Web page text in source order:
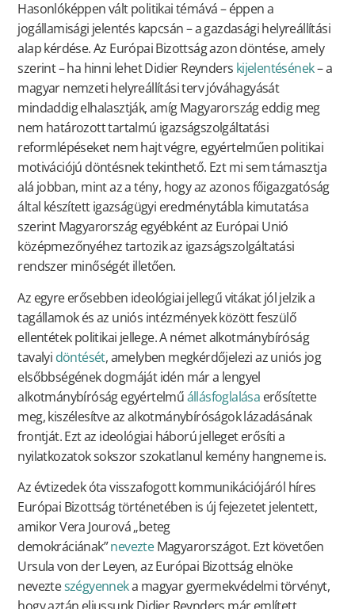
Hasonlóképpen vált politikai témává – éppen a
jogállamisági jelentés kapcsán – a gazdasági helyreállítási
alap kérdése. Az Európai Bizottság azon döntése, amely
szerint – ha hinni lehet Didier Reynders kijelentésének– a
magyar nemzeti helyreállítási terv jóváhagyását
mindaddig elhalasztják, amíg Magyarország eddig meg
nem határozott tartalmú igazságszolgáltatási
reformlépéseket nem hajt végre, egyértelműen politikai
motivációjú döntésnek tekinthető. Ezt mi sem támasztja
alá jobban, mint az a tény, hogy az azonos főigazgatóság
által készített igazságügyi eredménytábla kimutatása
szerint Magyarország egyébként az Európai Unió
középmezőnyéhez tartozik az igazságszolgáltatási
rendszer minőségét illetően.
Az egyre erősebben ideológiai jellegű vitákat jól jelzik a
tagállamok és az uniós intézmények között feszülő
ellentétek politikai jellege. A német alkotmánybíróság
tavalyi döntését, amelyben megkérdőjelezi az uniós jog
elsőbbségének dogmáját idén már a lengyel
alkotmánybíróság egyértelműállásfoglalása erősítette
meg, kiszélesítve az alkotmánybíróságok lázadásának
frontját. Ezt az ideológiai háború jelleget erősíti a
nyilatkozatok sokszor szokatlanul kemény hangneme is.
Az évtizedek óta visszafogott kommunikációjáról híres
Európai Bizottság történetében is új fejezetet jelentett,
amikor Vera Jourová „beteg
demokráciának”nevezteMagyarországot. Ezt követően
Ursula von der Leyen, az Európai Bizottság elnöke
nevezteszégyenneka magyar gyermekvédelmi törvényt,